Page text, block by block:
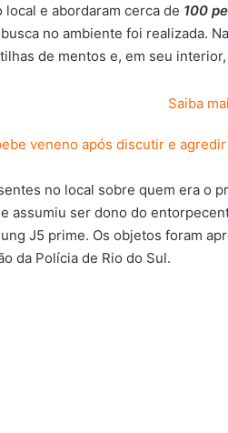
local e abordaram cerca de 100
no ambiente foi realizada.
de mentos e, em seu
veneno após discutir e
no local sobre quem era o
assumiu ser dono do
J5 prime. Os objetos foram
da Polícia de Rio do Sul.